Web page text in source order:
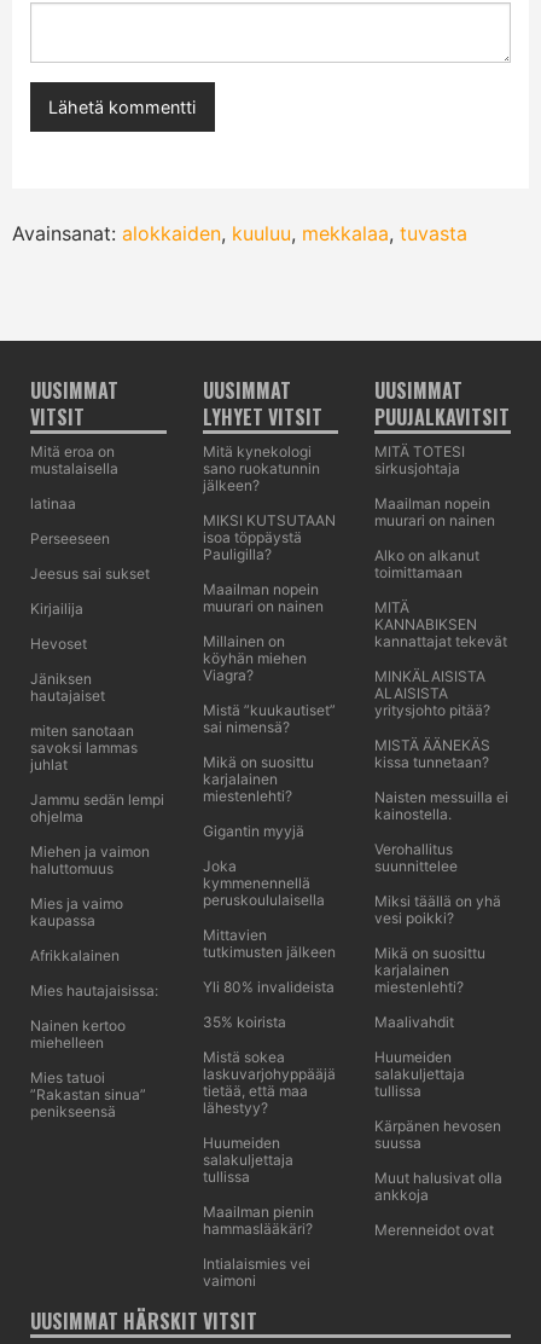
Avainsanat: alokkaiden, kuuluu, mekkalaa, tuvasta
UUSIMMAT
VITSIT
Mitä eroa on
mustalaisella
latinaa
Perseeseen
Jeesus sai sukset
Kirjailija
Hevoset
Jäniksen
hautajaiset
miten sanotaan
savoksi lammas
juhlat
Jammu sedän lempi
ohjelma
Miehen ja vaimon
haluttomuus
Mies ja vaimo
kaupassa
Afrikkalainen
Mies hautajaisissa:
Nainen kertoo
miehelleen
Mies tatuoi
”Rakastan sinua”
penikseensä
UUSIMMAT
LYHYET VITSIT
Mitä kynekologi
sano ruokatunnin
jälkeen?
MIKSI KUTSUTAAN
isoa töppäystä
Pauligilla?
Maailman nopein
muurari on nainen
Millainen on
köyhän miehen
Viagra?
Mistä ”kuukautiset”
sai nimensä?
Mikä on suosittu
karjalainen
miestenlehti?
Gigantin myyjä
Joka
kymmenennellä
peruskoululaisella
Mittavien
tutkimusten jälkeen
Yli 80% invalideista
35% koirista
Mistä sokea
laskuvarjohyppääjä
tietää, että maa
lähestyy?
Huumeiden
salakuljettaja
tullissa
Maailman pienin
hammaslääkäri?
Intialaismies vei
vaimoni
UUSIMMAT
PUUJALKAVITSIT
MITÄ TOTESI
sirkusjohtaja
Maailman nopein
muurari on nainen
Alko on alkanut
toimittamaan
MITÄ
KANNABIKSEN
kannattajat tekevät
MINKÄLAISISTA
ALAISISTA
yritysjohto pitää?
MISTÄ ÄÄNEKÄS
kissa tunnetaan?
Naisten messuilla ei
kainostella.
Verohallitus
suunnittelee
Miksi täällä on yhä
vesi poikki?
Mikä on suosittu
karjalainen
miestenlehti?
Maalivahdit
Huumeiden
salakuljettaja
tullissa
Kärpänen hevosen
suussa
Muut halusivat olla
ankkoja
Merenneidot ovat
UUSIMMAT HÄRSKIT VITSIT